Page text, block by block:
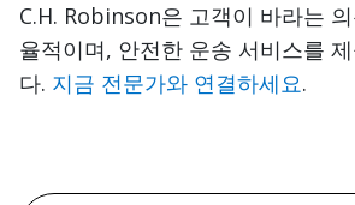
C.H. Robinson은 고객이 바라는
율적이며, 안전한 운송 서비스를
다. 지금 전문가와 연결하세요.